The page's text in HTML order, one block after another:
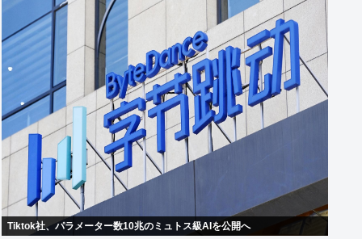
Tiktok社、パラメーター数10兆のミュトス級AIを公開へ